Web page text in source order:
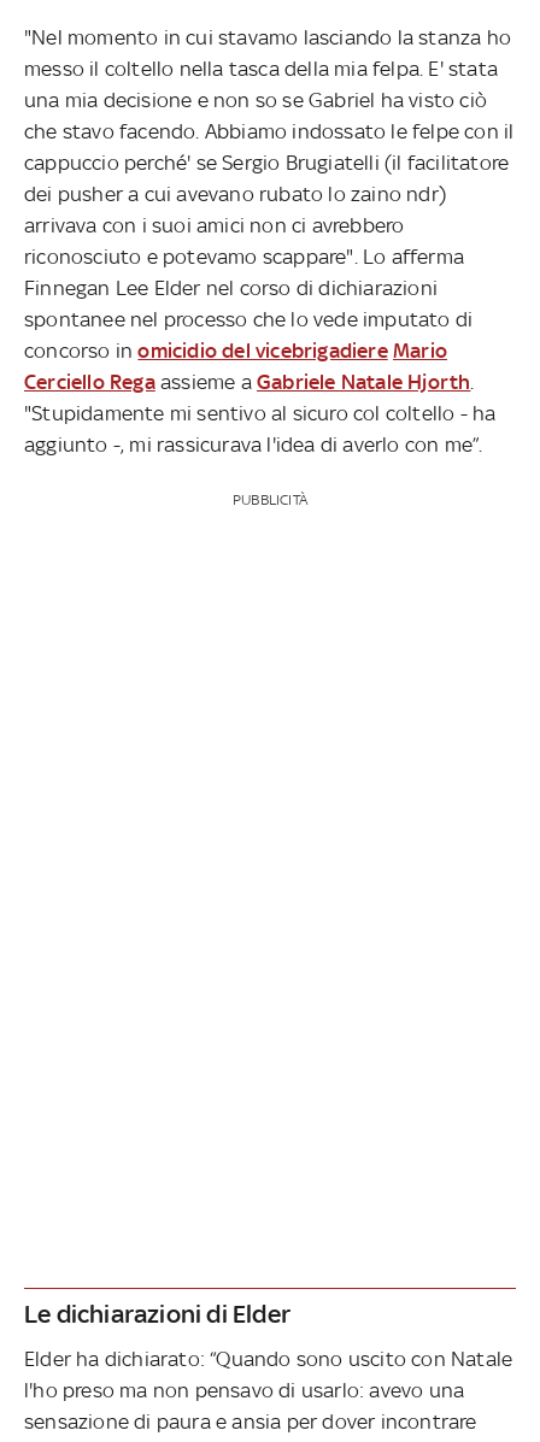
"Nel momento in cui stavamo lasciando la stanza ho
messo il coltello nella tasca della mia felpa. E' stata
una mia decisione e non so se Gabriel ha visto ciò
che stavo facendo. Abbiamo indossato le felpe con il
cappuccio perché' se Sergio Brugiatelli (il facilitatore
dei pusher a cui avevano rubato lo zaino ndr)
arrivava con i suoi amici non ci avrebbero
riconosciuto e potevamo scappare". Lo afferma
Finnegan Lee Elder nel corso di dichiarazioni
spontanee nel processo che lo vede imputato di
concorso inomicidio del vicebrigadiere Mario
Cerciello Regaassieme aGabriele Natale Hjorth
"Stupidamente mi sentivo al sicuro col coltello - ha
aggiunto -, mi rassicurava l'idea di averlo con me”.
PUBBLICITÀ
Le dichiarazioni di Elder
Elder ha dichiarato: “Quando sono uscito con Natale
l'ho preso ma non pensavo di usarlo: avevo una
sensazione di paura e ansia per dover incontrare